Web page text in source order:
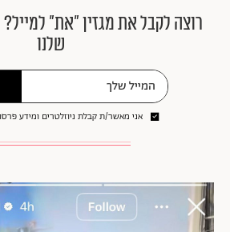
רוצה לקבל את מגזין ״את״
שלנו
אני מאשר/ת קבלת ניוזלטרים ומידע